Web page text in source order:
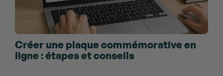
Créer une plaque commémorative en
ligne : étapes et conseils